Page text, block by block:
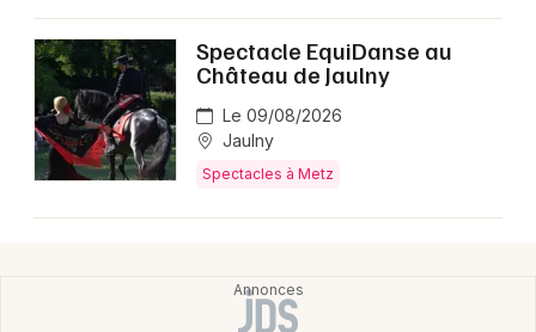
Spectacle EquiDanse au
Château de Jaulny
Le 09/08/2026
Jaulny
Spectacles à Metz